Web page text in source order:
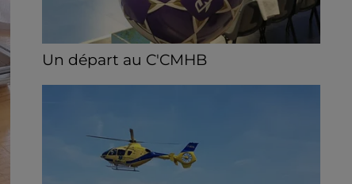
Un départ au C'CMHB